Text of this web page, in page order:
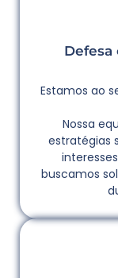
Defesa
Estamos ao
Nossa
estratégias
buscamos